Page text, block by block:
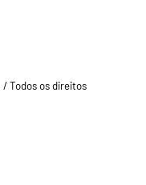
Todos os direitos